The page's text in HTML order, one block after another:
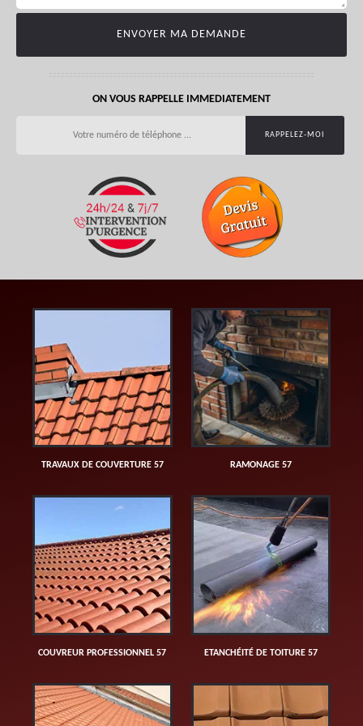
ON VOUS RAPPELLE IMMEDIATEMENT
TRAVAUX DE COUVERTURE 57 RAMONAGE 57
COUVREUR PROFESSIONNEL 57 ETANCHÉITÉ DE TOITURE 57